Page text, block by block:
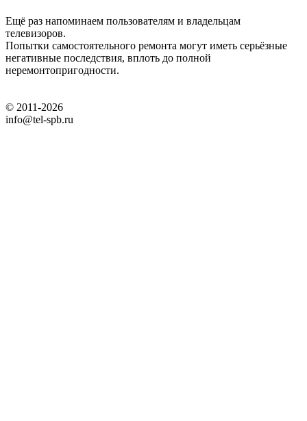
Ещё раз напоминаем пользователям и владельцам
телевизоров.
Попытки самостоятельного ремонта могут иметь серьёзные
негативные последствия, вплоть до полной
неремонтопригодности.
© 2011-2026
info@tel-spb.ru